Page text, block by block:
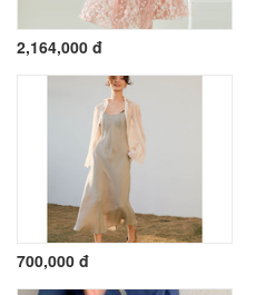
2,164,000 đ
700,000 đ